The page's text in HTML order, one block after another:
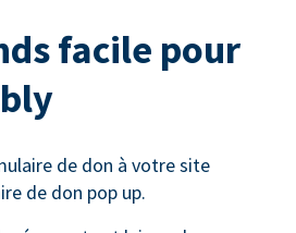
facile pour
de don à votre site
de don pop up.